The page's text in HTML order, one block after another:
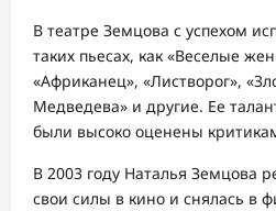
В театре Земцова с успехом
таких пьесах, как «Веселые
«Африканец», «Листворог»,
Медведева» и другие. Ее
были высоко оценены
В 2003 году Наталья Земцова
свои силы в кино и снялась в